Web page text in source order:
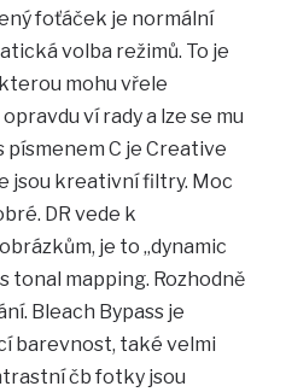
foťáček je normální
volba režimů. To je
mohu vřele
ví rady a lze se mu
písmenem C je Creative
jsou kreativní filtry. Moc
DR vede k
je to „dynamic
tonal mapping. Rozhodně
Bleach Bypass je
barevnost, také velmi
čb fotky jsou